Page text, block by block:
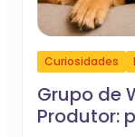
Curiosidades
Grupo de
Produtor: